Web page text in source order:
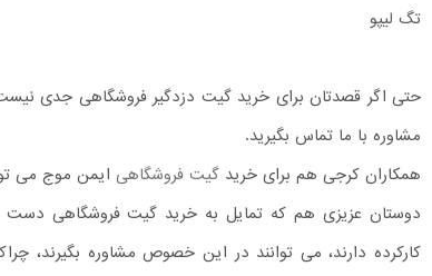
تگ لیپو
حتی اگر قصدتان برای خرید گیت دزدگیر فروشگاهی جدی
مشاوره با ما تماس بگیرید.
همکاران کرجی هم برای خرید گیت فروشگاهی ایمن موج می
دوستان عزیزی هم که تمایل به خرید گیت فروشگاهی
کارکرده دارند، می توانند در این خصوص مشاوره بگیرند،